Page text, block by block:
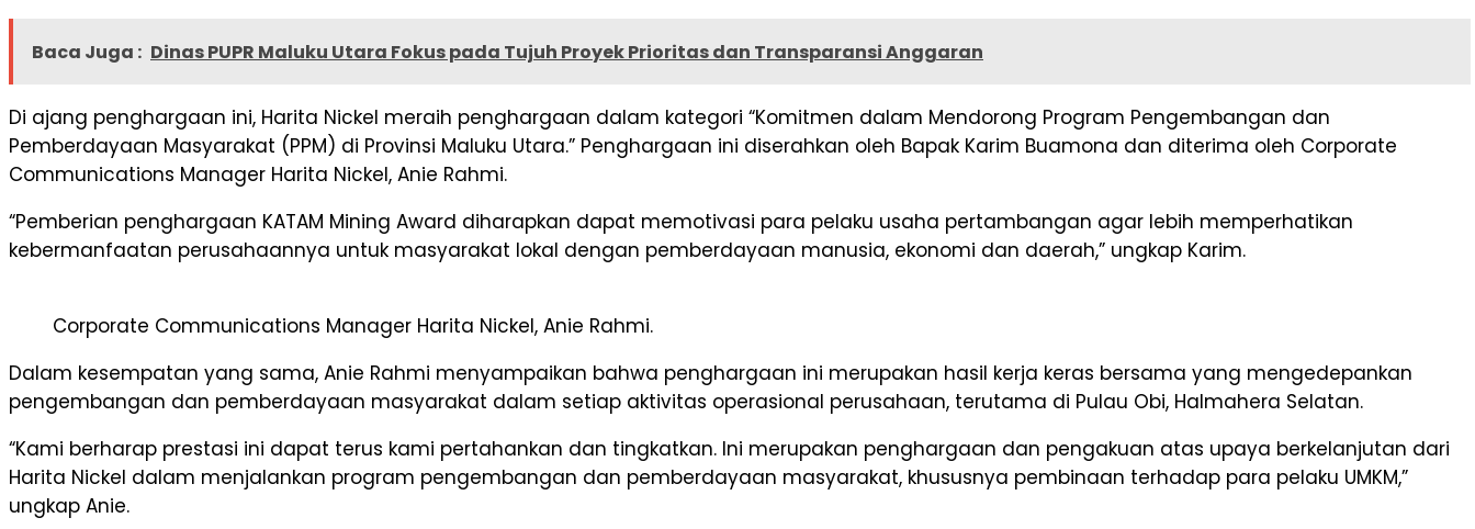
Baca Juga : Dinas PUPR Maluku Utara Fokus pada Tujuh Proyek Prioritas dan Transparansi Anggaran
Di ajang penghargaan ini, Harita Nickel meraih penghargaan dalam kategori “Komitmen dalam Mendorong Program Pengembangan dan
Pemberdayaan Masyarakat (PPM) di Provinsi Maluku Utara.” Penghargaan ini diserahkan oleh Bapak Karim Buamona dan diterima oleh Corporate
Communications Manager Harita Nickel, Anie Rahmi.
“Pemberian penghargaan KATAM Mining Award diharapkan dapat memotivasi para pelaku usaha pertambangan agar lebih memperhatikan
kebermanfaatan perusahaannya untuk masyarakat lokal dengan pemberdayaan manusia, ekonomi dan daerah,” ungkap Karim.
Corporate Communications Manager Harita Nickel, Anie Rahmi.
Dalam kesempatan yang sama, Anie Rahmi menyampaikan bahwa penghargaan ini merupakan hasil kerja keras bersama yang mengedepankan
pengembangan dan pemberdayaan masyarakat dalam setiap aktivitas operasional perusahaan, terutama di Pulau Obi, Halmahera Selatan.
“Kami berharap prestasi ini dapat terus kami pertahankan dan tingkatkan. Ini merupakan penghargaan dan pengakuan atas upaya berkelanjutan dari
Harita Nickel dalam menjalankan program pengembangan dan pemberdayaan masyarakat, khususnya pembinaan terhadap para pelaku UMKM,”
ungkap Anie.